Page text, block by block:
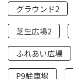
グラウンド2
芝生広場2
ふれあい広場
P9駐車場